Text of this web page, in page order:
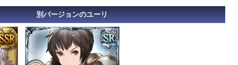
別バージョンのユーリ